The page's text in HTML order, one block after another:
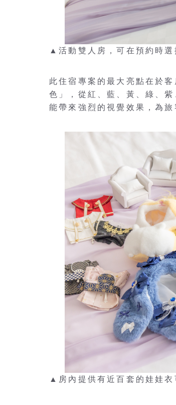
▲活動雙人房，可在預約時
此住宿專案的最大亮點在於
色」，從紅、藍、黃、綠、
能帶來強烈的視覺效果，為
▲房內提供有近百套的娃娃